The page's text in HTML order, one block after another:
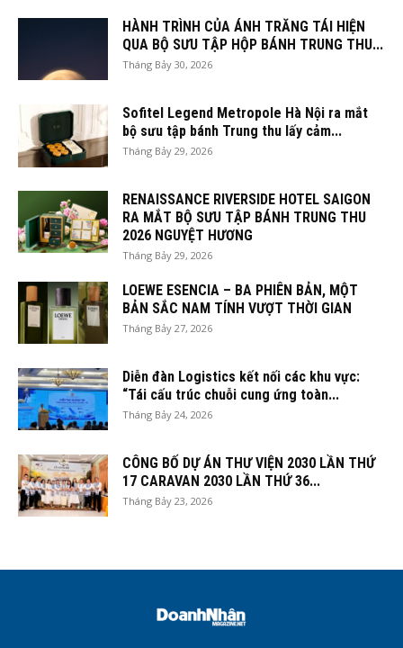
HÀNH TRÌNH CỦA ÁNH TRĂNG TÁI HIỆN
QUA BỘ SƯU TẬP HỘP BÁNH TRUNG THU...
Tháng Bảy 30, 2026
Sofitel Legend Metropole Hà Nội ra mắt
bộ sưu tập bánh Trung thu lấy cảm...
Tháng Bảy 29, 2026
RENAISSANCE RIVERSIDE HOTEL SAIGON
RA MẮT BỘ SƯU TẬP BÁNH TRUNG THU
2026 NGUYỆT HƯƠNG
Tháng Bảy 29, 2026
LOEWE ESENCIA – BA PHIÊN BẢN, MỘT
BẢN SẮC NAM TÍNH VƯỢT THỜI GIAN
Tháng Bảy 27, 2026
Diễn đàn Logistics kết nối các khu vực:
“Tái cấu trúc chuỗi cung ứng toàn...
Tháng Bảy 24, 2026
CÔNG BỐ DỰ ÁN THƯ VIỆN 2030 LẦN THỨ
17 CARAVAN 2030 LẦN THỨ 36...
Tháng Bảy 23, 2026